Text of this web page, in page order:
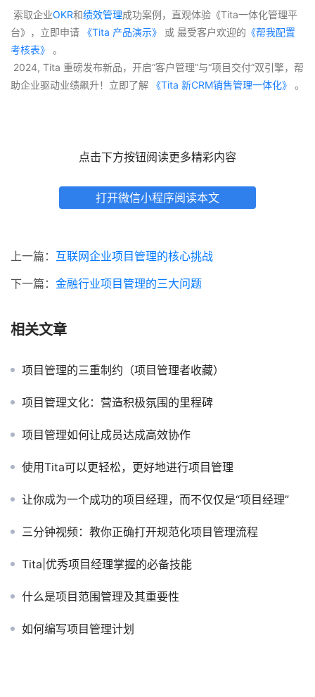
索取企业OKR和绩效管理成功案例，直观体验《Tita一体化管理平
台》，立即申请 《Tita 产品演示》 或 最受客户欢迎的 《帮我配置
考核表》
。
助企业驱动业绩飙升！立即了解 《Tita 新CRM销售管理一体化》 。
点击下方按钮阅读更多精彩内容
打开微信小程序阅读本文
上一篇： 互联网企业项目管理的核心挑战
下一篇： 金融行业项目管理的三大问题
相关文章
项目管理的三重制约（项目管理者收藏）
项目管理文化：营造积极氛围的里程碑
项目管理如何让成员达成高效协作
使用Tita可以更轻松，更好地进行项目管理
让你成为一个成功的项目经理，而不仅仅是“项目经理”
三分钟视频：教你正确打开规范化项目管理流程
Tita|优秀项目经理掌握的必备技能
什么是项目范围管理及其重要性
如何编写项目管理计划